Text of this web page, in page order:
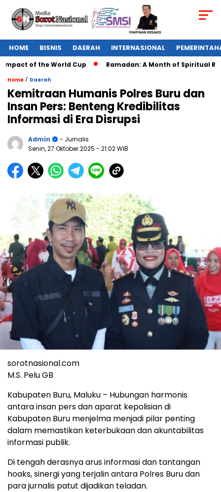
HOME BISNIS DAERAH INTERNASIONAL
of the World Cup Ramadan: A Month of Spiritual
Home / Daerah
Kemitraan Humanis Polres Buru dan
Insan Pers: Benteng Kredibilitas
Informasi di Era Disrupsi
Admin
- Jurnalis
Senin, 27 Oktober 2025 - 21:02 WIB
sorotnasional.com
M.S. Pelu GB
Kabupaten Buru, Maluku – Hubungan harmonis
antara insan pers dan aparat kepolisian di
Kabupaten Buru menjelma menjadi pilar penting
dalam memastikan keterbukaan dan akuntabilitas
informasi publik.
Di tengah derasnya arus informasi dan tantangan
hoaks, sinergi yang terjalin antara Polres Buru dan
para jurnalis patut dijadikan teladan.